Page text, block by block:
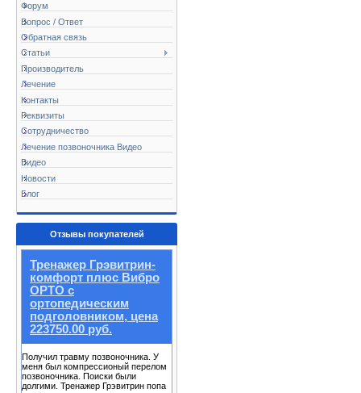
Форум
Вопрос / Ответ
Обратная связь
Статьи
Производитель
Лечение
Контакты
Реквизиты
Сотрудничество
Лечение позвоночника Видео
Видео
Новости
Блог
Отзывы покупателей
Тренажер Грэвитрин-
комфорт плюс Вибро
ОРТО с
ортопедическим
подголовником, цена
223750.00 руб.
Получил травму позвоночника. У
меня был компрессионый перелом
позвоночника. Поиски были
долгими. Тренажер Грэвитрин попа